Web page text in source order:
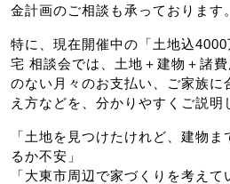
金計画のご相談も承っております。
特に、現在開催中の「土地込
宅 相談会では、土地＋建物＋諸
のない月々のお支払い、ご家族に
え方などを、分かりやすくご説明
「土地を見つけたけれど、建物
るか不安」
「大東市周辺で家づくりを考え